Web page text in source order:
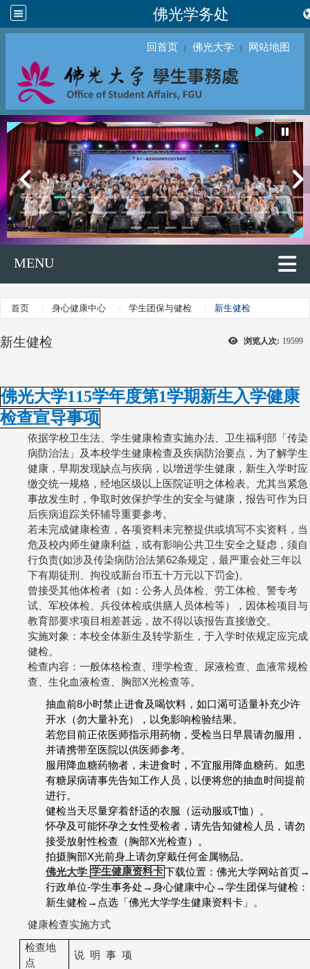
佛光学务处
回首页 ｜ 佛光大学 ｜ 网站地图
MENU
首页 身心健康中心 学生团保与健检 新生健检
浏览人次: 19599
新生健检
佛光大学115学年度第1学期新生入学健康
检查宣导事项
依据学校卫生法、学生健康检查实施办法、卫生福利部「传染
病防治法」及本校学生健康检查及疾病防治要点，为了解学生
健康，早期发现缺点与疾病，以增进学生健康，新生入学时应
缴交统一规格，经地区级以上医院证明之体检表。尤其当紧急
事故发生时，争取时效保护学生的安全与健康，报告可作为日
后疾病追踪关怀辅导重要参考。
若未完成健康检查，各项资料未完整提供或填写不实资料，当
危及校内师生健康利益，或有影响公共卫生安全之疑虑，须自
行负责(如涉及传染病防治法第62条规定，最严重会处三年以
下有期徒刑、拘役或新台币五十万元以下罚金)。
曾接受其他体检者（如：公务人员体检、劳工体检、警专考
试、军校体检、兵役体检或供膳人员体检等），因体检项目与
教育部要求项目相差甚远，故不得以该报告直接缴交。
实施对象：本校全体新生及转学新生，于入学时依规定应完成
健检。
检查内容：一般体格检查、理学检查、尿液检查、血液常规检
查、生化血液检查、胸部X光检查等。
抽血前8小时禁止进食及喝饮料，如口渴可适量补充少许
开水（勿大量补充），以免影响检验结果。
若您目前正依医师指示用药物，受检当日早晨请勿服用，
并请携带至医院以供医师参考。
服用降血糖药物者，未进食时，不宜服用降血糖药。如患
有糖尿病请事先告知工作人员，以便将您的抽血时间提前
进行。
健检当天尽量穿着舒适的衣服（运动服或T恤）。
怀孕及可能怀孕之女性受检者，请先告知健检人员，请勿
接受放射性检查（胸部X光检查）。
拍摄胸部X光前身上请勿穿戴任何金属物品。
佛光大学 学生健康资料卡下载位置：佛光大学网站首页→
行政单位-学生事务处 →身心健康中心→学生团保与健检：
新生健检→ 点选「佛光大学学生健康资料卡」
。
健康检查实施方式
检查地
点
说 明 事 项